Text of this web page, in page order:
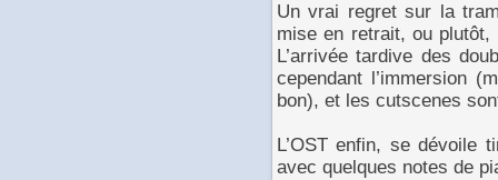
Un vrai regret sur la
mise en retrait, ou plutôt,
L’arrivée tardive des
cependant l’immersion
bon), et les cutscenes
L’OST enfin, se dévoile
avec quelques notes de